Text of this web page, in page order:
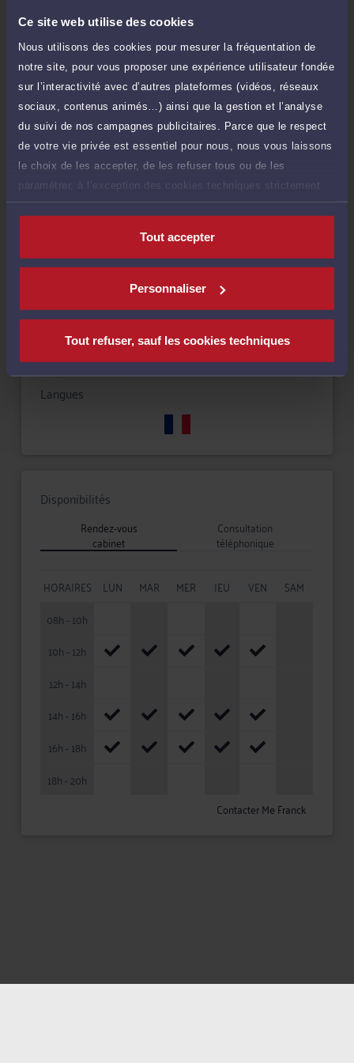
Ce site web utilise des cookies
Nous utilisons des cookies pour mesurer la fréquentation de
notre site, pour vous proposer une expérience utilisateur fondée
sur l’interactivité avec d’autres plateformes (vidéos, réseaux
sociaux, contenus animés…) ainsi que la gestion et l’analyse
du suivi de nos campagnes publicitaires. Parce que le respect
de votre vie privée est essentiel pour nous, nous vous laissons
le choix de les accepter, de les refuser tous ou de les
paramétrer, à l’exception des cookies techniques strictement
nécessaires au fonctionnement du site.
Tout accepter
Personnaliser
Tout refuser, sauf les cookies techniques
de 1.000 caractères)
Poser une question
Consultation écrite
Etude de votre dossier + possibilité
d'ajout d'une pièce jointe
180 €
TTC
Consulter par écrit
Compétences
Droit de la famille, divorce, séparation
Langues
Disponibilités
Rendez-vous
cabinet
Consultation
téléphonique
HORAIRES LUN MAR MER JEU VEN
SAM
08h - 10h
10h - 12h
12h - 14h
14h - 16h
16h - 18h
18h - 20h
Contacter Me Franck